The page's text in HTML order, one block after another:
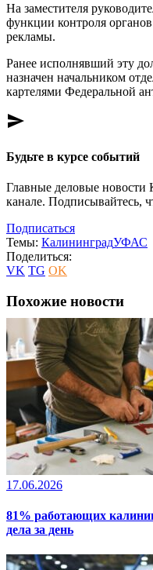
На заместителя
функции контроля
рекламы.
Ранее исполнявший эту
назначен начальником
картелями Федеральной
send
Будьте в курсе событий
Главные деловые новости
канале. Подписывайтесь,
Подписаться
Темы: КалининградУФАС
Поделиться:
VK TG OK
Похожие новости
17.06.2026
81% работающих
дела за день